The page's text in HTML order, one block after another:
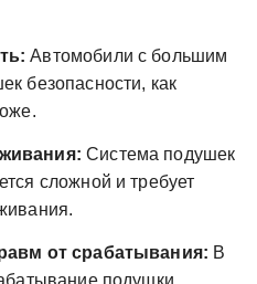
Автомобили с большим
безопасности, как
Система подушек
сложной и требует
от срабатывания: В
подушки